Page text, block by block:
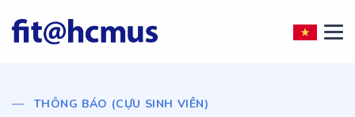
THÔNG BÁO (CỰU SINH VIÊN)